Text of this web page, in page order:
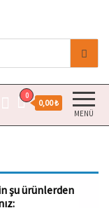
MENÜ
0
0,00 ₺
şu ürünlerden